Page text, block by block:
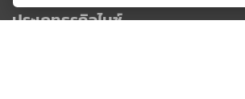
ประเภทธุรกิจไมซ์